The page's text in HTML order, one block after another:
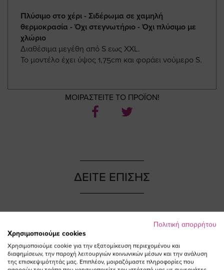
Πλύσιμο στο χέρι - Σιδέρωμα σε χαμηλή
θερμοκρασία - Όχι στεγνωτήριο - Όχι πλύσιμο με
χλώριο
Διαθέσιμα μεγέθη από S εως XXL.
Το μοντέλο έχει ύψος 1,75cm και φοράει νούμερο S.
ΜΟΙΡΑΣΤΕΙΤΕ ΤΟ ΠΡΟΪΟΝ!
NEW IN
ΔΕΙΤΕ ΕΠΙΣΗΣ
Πολιτική απορρήτου
Χρησιμοποιούμε cookies
Χρησιμοποιούμε cookie για την εξατομίκευση περιεχομένου και
διαφημίσεων, την παροχή λειτουργιών κοινωνικών μέσων και την ανάλυση
της επισκεψιμότητάς μας. Επιπλέον, μοιραζόμαστε πληροφορίες που